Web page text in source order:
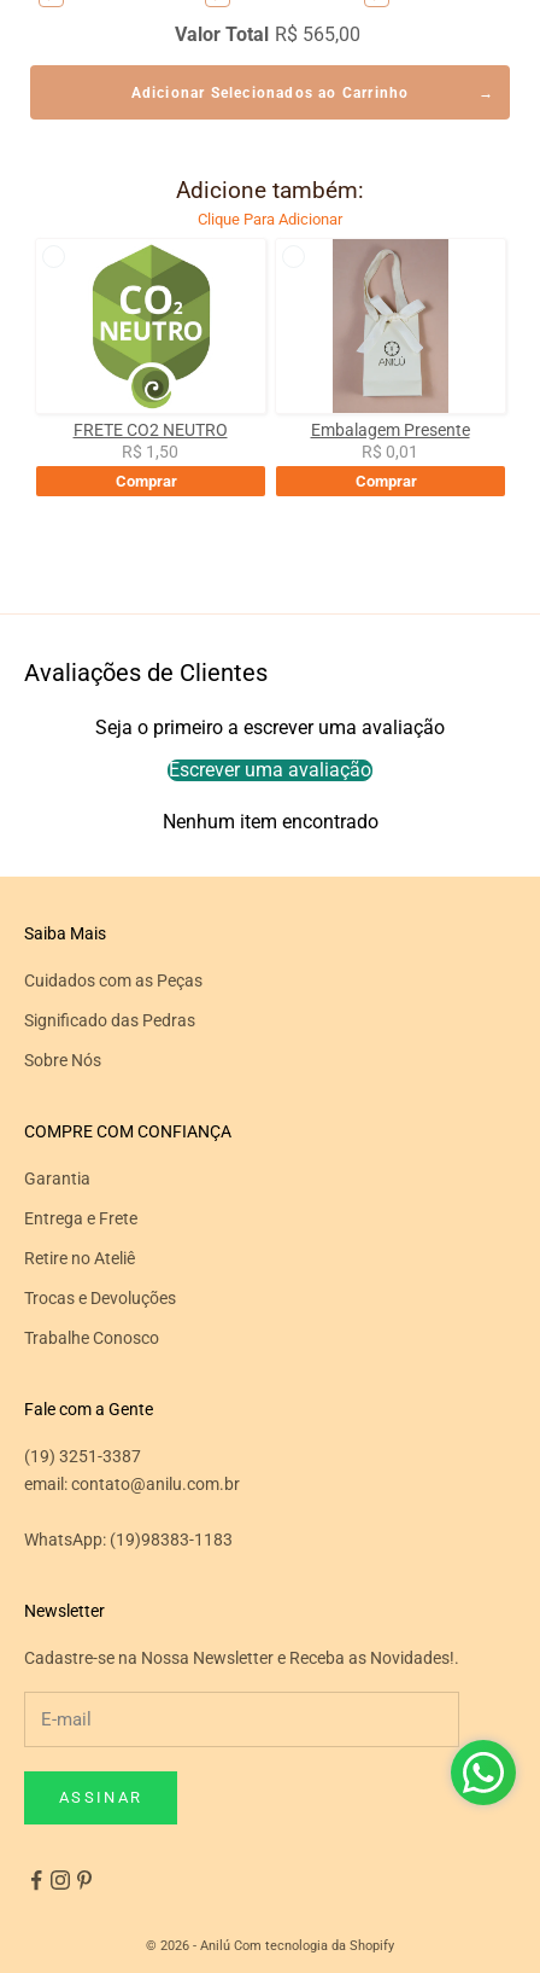
Valor Total R$ 565,00
Adicionar Selecionados ao Carrinho
Adicione também:
Clique Para Adicionar
FRETE CO2 NEUTRO
R$ 1,50
Comprar
Embalagem Presente
R$ 0,01
Comprar
Avaliações de Clientes
Seja o primeiro a escrever uma avaliação
Escrever uma avaliação
Nenhum item encontrado
Saiba Mais
Cuidados com as Peças
Significado das Pedras
Sobre Nós
COMPRE COM CONFIANÇA
Garantia
Entrega e Frete
Retire no Ateliê
Trocas e Devoluções
Trabalhe Conosco
Fale com a Gente
(19) 3251-3387
email: contato@anilu.com.br
WhatsApp: (19)98383-1183
Newsletter
Cadastre-se na Nossa Newsletter e Receba as Novidades!.
ASSINAR
© 2026 - Anilú Com tecnologia da Shopify